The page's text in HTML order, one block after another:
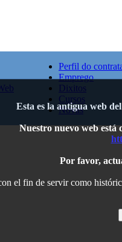
Esta es la antigua web
Nuestro nuevo web está
Por favor,
el fin de servir como
Perfil do
Emprego
Dixitos
Cursos
Novas